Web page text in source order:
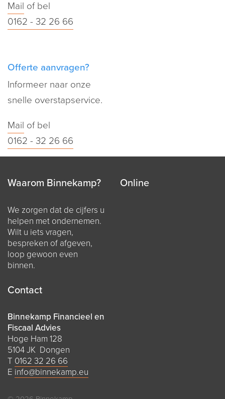
Mail of bel
0162 - 32 26 66
Offerte aanvragen?
Informeer naar onze
snelle overstapservice.
Mail of bel
0162 - 32 26 66
Waarom Binnekamp?
We zorgen dat de cijfers u
helpen met ondernemen.
Wilt u iets vragen,
bespreken of afgeven,
loop gewoon even
binnen.
Online
Contact
Binnekamp Financieel en
Fiscaal Advies
Hoge Ham 128
5104 JK Dongen
T 0162 32 26 66
E info@binnekamp.eu